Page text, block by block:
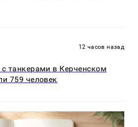
12 часов назад
танкерами в Керченском
759 человек